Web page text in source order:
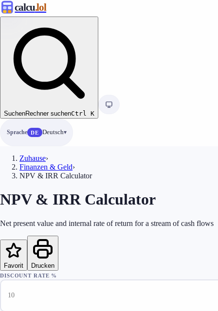
calcu.lol
SuchenRechner suchenCtrl K
Sprache DE Deutsch
Zuhause›
Finanzen & Geld›
NPV & IRR Calculator
NPV & IRR Calculator
Net present value and internal rate of return for a stream of cash flows
Favorit Drucken
DISCOUNT RATE %